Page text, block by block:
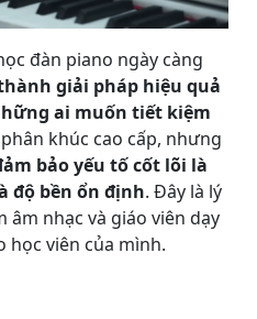
đàn piano ngày càng
giải pháp hiệu quả
ai muốn tiết kiệm
khúc cao cấp, nhưng
bảo yếu tố cốt lõi là
độ bền ổn định. Đây là lý
nhạc và giáo viên dạy
học viên của mình.